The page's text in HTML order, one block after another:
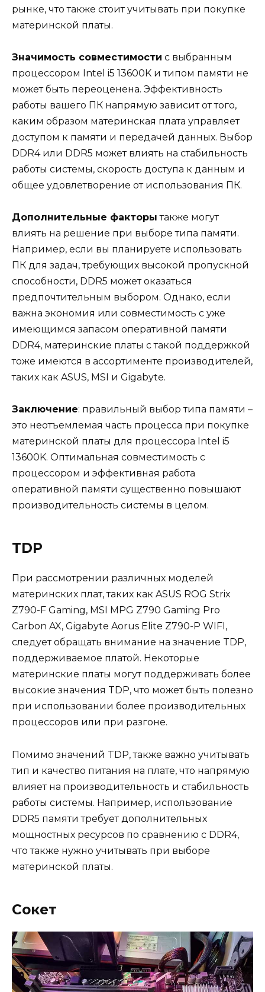
рынке, что также стоит учитывать при покупке
материнской платы.
Значимость совместимости с выбранным
процессором Intel i5 13600K и типом памяти не
может быть переоценена. Эффективность
работы вашего ПК напрямую зависит от того,
каким образом материнская плата управляет
доступом к памяти и передачей данных. Выбор
DDR4 или DDR5 может влиять на стабильность
работы системы, скорость доступа к данным и
общее удовлетворение от использования ПК.
Дополнительные факторы также могут
влиять на решение при выборе типа памяти.
Например, если вы планируете использовать
ПК для задач, требующих высокой пропускной
способности, DDR5 может оказаться
предпочтительным выбором. Однако, если
важна экономия или совместимость с уже
имеющимся запасом оперативной памяти
DDR4, материнские платы с такой поддержкой
тоже имеются в ассортименте производителей,
таких как ASUS, MSI и Gigabyte.
Заключение: правильный выбор типа памяти –
это неотъемлемая часть процесса при покупке
материнской платы для процессора Intel i5
13600K. Оптимальная совместимость с
процессором и эффективная работа
оперативной памяти существенно повышают
производительность системы в целом.
TDP
При рассмотрении различных моделей
материнских плат, таких как ASUS ROG Strix
Z790-F Gaming, MSI MPG Z790 Gaming Pro
Carbon AX, Gigabyte Aorus Elite Z790-P WIFI,
следует обращать внимание на значение TDP,
поддерживаемое платой. Некоторые
материнские платы могут поддерживать более
высокие значения TDP, что может быть полезно
при использовании более производительных
процессоров или при разгоне.
Помимо значений TDP, также важно учитывать
тип и качество питания на плате, что напрямую
влияет на производительность и стабильность
работы системы. Например, использование
DDR5 памяти требует дополнительных
мощностных ресурсов по сравнению с DDR4,
что также нужно учитывать при выборе
материнской платы.
Сокет